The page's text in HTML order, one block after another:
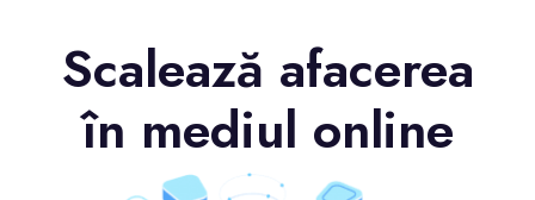
Scalează afacerea
în mediul online